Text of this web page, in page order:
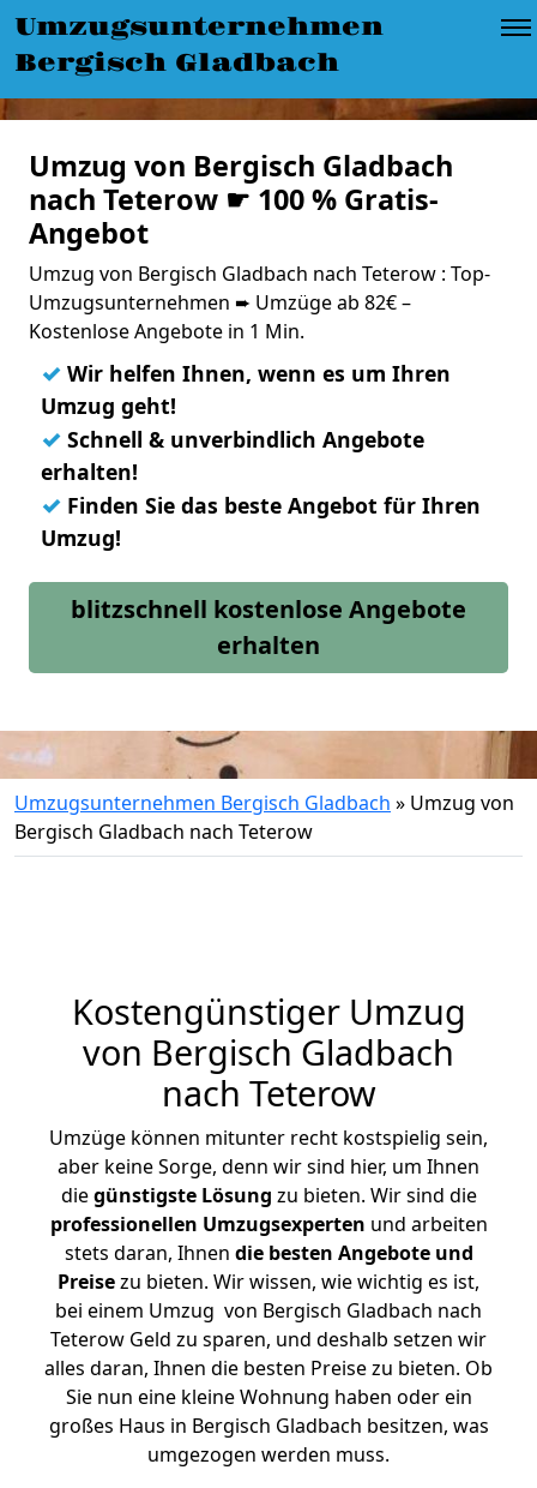
Umzugsunternehmen
Bergisch Gladbach
Umzug von Bergisch Gladbach
nach Teterow ☛ 100 % Gratis-
Angebot
Umzug von Bergisch Gladbach nach Teterow : Top-
Umzugsunternehmen ➨ Umzüge ab 82€ –
Kostenlose Angebote in 1 Min.
✓ Wir helfen Ihnen, wenn es um Ihren
Umzug geht!
✓ Schnell & unverbindlich Angebote
erhalten!
✓ Finden Sie das beste Angebot für Ihren
Umzug!
blitzschnell kostenlose Angebote
erhalten
Umzugsunternehmen Bergisch Gladbach » Umzug von
Bergisch Gladbach nach Teterow
Kostengünstiger Umzug
von Bergisch Gladbach
nach Teterow
Umzüge können mitunter recht kostspielig sein,
aber keine Sorge, denn wir sind hier, um Ihnen
diegünstigste Lösung zu bieten. Wir sind die
professionellen Umzugsexperten und arbeiten
stets daran, Ihnen die besten Angebote und
Preisezu bieten. Wir wissen, wie wichtig es ist,
bei einem Umzug von Bergisch Gladbach nach
Teterow Geld zu sparen, und deshalb setzen wir
alles daran, Ihnen die besten Preise zu bieten. Ob
Sie nun eine kleine Wohnung haben oder ein
großes Haus in Bergisch Gladbach besitzen, was
umgezogen werden muss.